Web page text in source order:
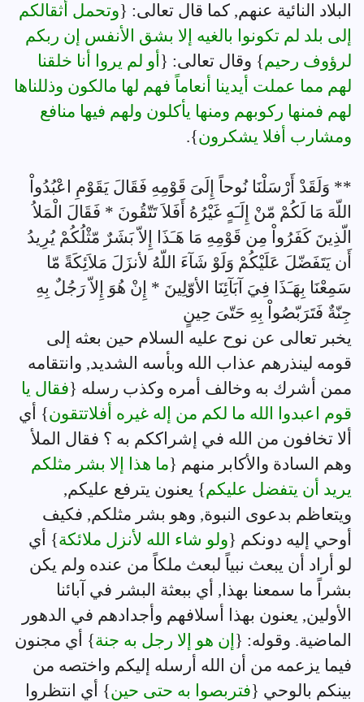
البلاد النائية عنهم, كما قال تعالى: {وتحمل أثقالكم
إلى بلد لم تكونوا بالغيه إلا بشق الأنفس إن ربكم
لرؤوف رحيم} وقال تعالى: { أو لم يروا أنا خلقنا
لهم مما عملت أيدينا أنعاماً فهم لها مالكون وذللناها
لهم فمنها ركوبهم ومنها يأكلون ولهم فيها منافع
ومشارب أفلا يشكرون}.
** وَلَقَدْ أَرْسَلْنَا نُوحاً إِلَىَ قَوْمِهِ فَقَالَ يَقَوْمِ اعْبُدُواْ
اللّهَ مَا لَكُمْ مّنْ إِلَـَهٍ غَيْرُهُ أَفَلاَ تَتّقُونَ * فَقَالَ الْمَلاُ
الّذِينَ كَفَرُواْ مِن قَوْمِهِ مَا هَـَذَا إِلاّ بَشَرٌ مّثْلُكُمْ يُرِيدُ
أَن يَتَفَضّلَ عَلَيْكُمْ وَلَوْ شَآءَ اللّهُ لأنزَلَ مَلاَئِكَةً مّا
سَمِعْنَا بِهَـَذَا فِيَ آبَآئِنَا الأوّلِينَ * إِنْ هُوَ إِلاّ رَجُلٌ بِهِ
جِنّةٌ فَتَرَبّصُواْ بِهِ حَتّىَ حِينٍ
يخبر تعالى عن نوح عليه السلام حين بعثه إلى
قومه لينذرهم عذاب الله وبأسه الشديد, وانتقامه
ممن أشرك به وخالف أمره وكذب رسله {فقال يا
قوم اعبدوا الله ما لكم من إله غيره أفلاتتقون} أي
ألا تخافون من الله في إشراككم به ؟ فقال الملأ
وهم السادة والأكابر منهم {ما هذا إلا بشر مثلكم
يريد أن يتفضل عليكم} يعنون يترفع عليكم,
ويتعاظم بدعوى النبوة, وهو بشر مثلكم, فكيف
أوحي إليه دونكم {ولو شاء الله لأنزل ملائكة} أي
لو أراد أن يبعث نبياً لبعث ملكاً من عنده ولم يكن
بشراً ما سمعنا بهذا, أي ببعثة البشر في آبائنا
الأولين, يعنون بهذا أسلافهم وأجدادهم في الدهور
الماضية. وقوله: { إن هو إلا رجل به جنة} أي مجنون
فيما يزعمه من أن الله أرسله إليكم واختصه من
بينكم بالوحي {فتربصوا به حتى حين} أي انتظروا